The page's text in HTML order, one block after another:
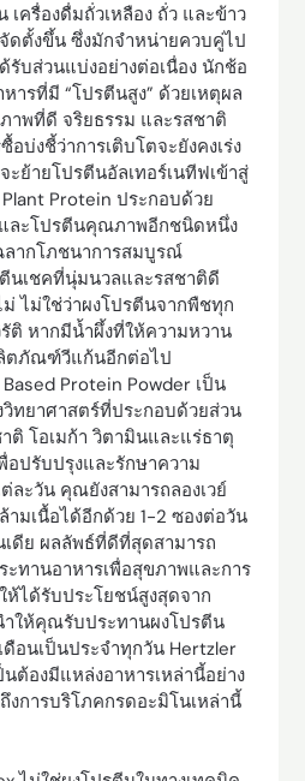
ครื่องดื่มถั่วเหลือง ถั่ว และข้าว
ดตั้งขึ้น ซึ่งมักจำหน่ายควบคู่ไป
รับส่วนแบ่งอย่างต่อเนื่อง นักช้อ
ารที่มี “โปรตีนสูง” ด้วยเหตุผล
าพที่ดี จริยธรรม และรสชาติ
บ่งชี้ว่าการเติบโตจะยังคงเร่ง
ะย้ายโปรตีนอัลเทอร์เนทีฟเข้าสู่
Protein ประกอบด้วย
ละโปรตีนคุณภาพอีกชนิดหนึ่ง
ลากโภชนาการสมบูรณ์
เชคที่นุ่มนวลและรสชาติดี
ไม่ใช่ว่าผงโปรตีนจากพืชทุก
ติ หากมีน้ำผึ้งที่ให้ความหวาน
ตภัณฑ์วีแก้นอีกต่อไป
Based Protein Powder เป็น
วิทยาศาสตร์ที่ประกอบด้วยส่วน
ติ โอเมก้า วิตามินและแร่ธาตุ
ปรับปรุงและรักษาความ
ละวัน คุณยังสามารถลองเวย์
ามเนื้อได้อีกด้วย 1-2 ซองต่อวัน
เดีย ผลลัพธ์ที่ดีที่สุดสามารถ
ทานอาหารเพื่อสุขภาพและการ
ห้ได้รับประโยชน์สูงสุดจาก
ให้คุณรับประทานผงโปรตีน
ดือนเป็นประจำทุกวัน Hertzler
ต้องมีแหล่งอาหารเหล่านี้อย่าง
การบริโภคกรดอะมิโนเหล่านี้